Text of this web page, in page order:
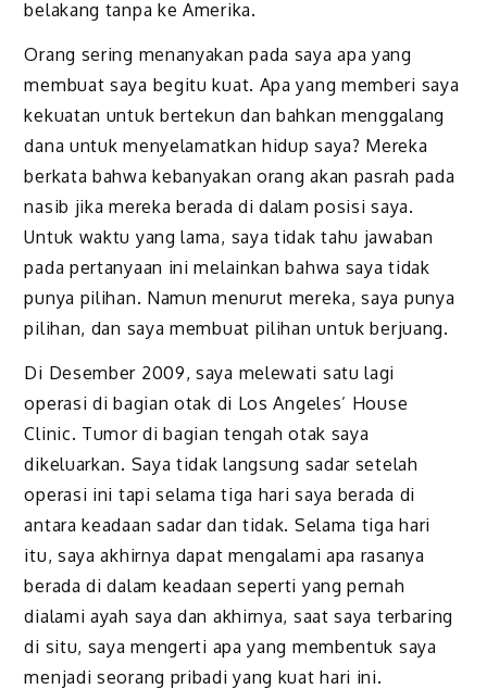
belakang tanpa ke Amerika.
Orang sering menanyakan pada saya apa yang
membuat saya begitu kuat. Apa yang memberi saya
kekuatan untuk bertekun dan bahkan menggalang
dana untuk menyelamatkan hidup saya? Mereka
berkata bahwa kebanyakan orang akan pasrah pada
nasib jika mereka berada di dalam posisi saya.
Untuk waktu yang lama, saya tidak tahu jawaban
pada pertanyaan ini melainkan bahwa saya tidak
punya pilihan. Namun menurut mereka, saya punya
pilihan, dan saya membuat pilihan untuk berjuang.
Di Desember 2009, saya melewati satu lagi
operasi di bagian otak di Los Angeles’ House
Clinic. Tumor di bagian tengah otak saya
dikeluarkan. Saya tidak langsung sadar setelah
operasi ini tapi selama tiga hari saya berada di
antara keadaan sadar dan tidak. Selama tiga hari
itu, saya akhirnya dapat mengalami apa rasanya
berada di dalam keadaan seperti yang pernah
dialami ayah saya dan akhirnya, saat saya terbaring
di situ, saya mengerti apa yang membentuk saya
menjadi seorang pribadi yang kuat hari ini.